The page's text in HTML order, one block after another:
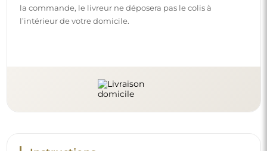
la commande, le livreur ne déposera pas le colis à
l’intérieur de votre domicile.